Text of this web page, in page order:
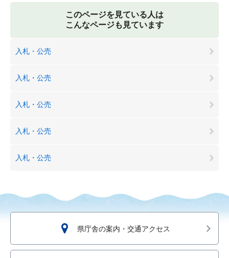
このページを見ている人は
こんなページも見ています
入札・公売
入札・公売
入札・公売
入札・公売
入札・公売
県庁舎の案内・交通アクセス